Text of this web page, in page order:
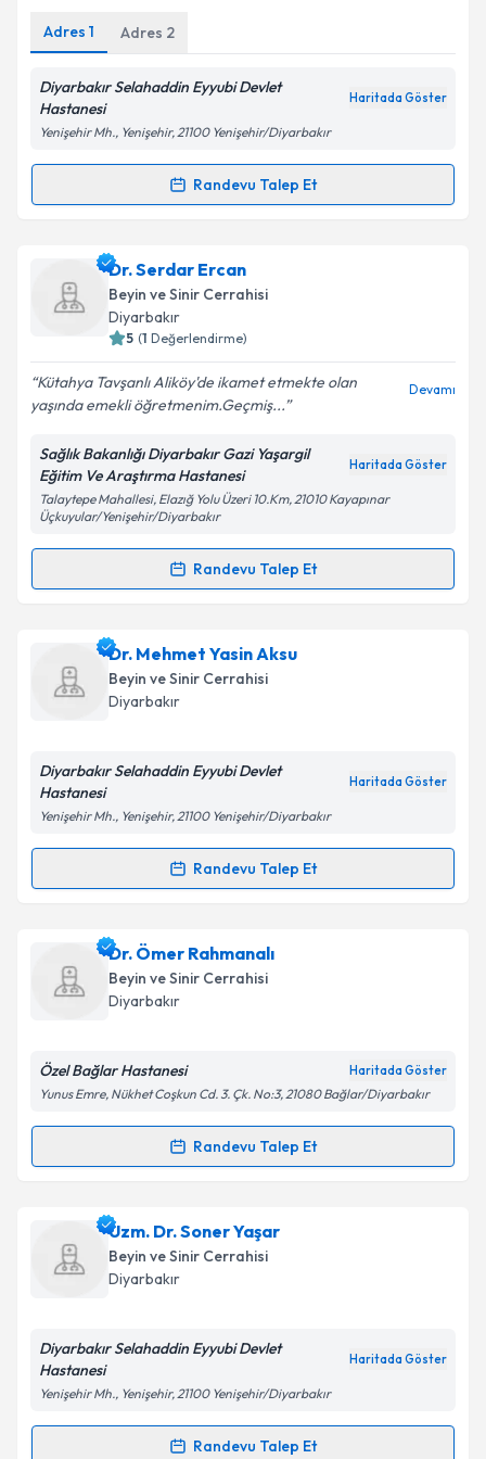
Kişisel verilerimin işlenmesine ilişkin
kapsamda işlenmesini kabul ediyorum.
Adres 1 Adres 2
Diyarbakır Selahaddin Eyyubi Devlet
Hastanesi
Haritada Göster
Yenişehir Mh., Yenişehir, 21100 Yenişehir/Diyarbakır
Randevu Talep Et
Randevu Takvimi Talebi
Uzm. Dr. Şerif Turhaniçin randevu takvimi talebi
oluşturun. Size bu uzmandan randevu almanız için bir
takvim hazırlandığında e-posta ile bilgilendireceğiz.
Kişisel verilerimin işlenmesine ilişkin
Aydınlatma
Metni'ni okudum ve kişisel verilerimin belirtilen
kapsamda işlenmesini kabul ediyorum.
Takvim Talebini Gönder
Dr. Serdar Ercan
Beyin ve Sinir Cerrahisi
Diyarbakır
5 (1 Değerlendirme)
Kütahya Tavşanlı Aliköy'de ikamet etmekte olan
yaşında emekli öğretmenim.Geçmiş...
Devamı
Sağlık Bakanlığı Diyarbakır Gazi Yaşargil
Eğitim Ve Araştırma Hastanesi
Haritada Göster
Talaytepe Mahallesi, Elazığ Yolu Üzeri 10.Km, 21010 Kayapınar
Üçkuyular/Yenişehir/Diyarbakır
Randevu Talep Et
Randevu Takvimi Talebi
Dr. Serdar Ercaniçin randevu takvimi talebi
oluşturun. Size bu uzmandan randevu almanız için bir
takvim hazırlandığında e-posta ile bilgilendireceğiz.
Kişisel verilerimin işlenmesine ilişkinAydınlatma
'ni okudum ve kişisel verilerimin belirtilen
kapsamda işlenmesini kabul ediyorum.
Takvim Talebini Gönder
Dr. Mehmet Yasin Aksu
Beyin ve Sinir Cerrahisi
Diyarbakır
Diyarbakır Selahaddin Eyyubi Devlet
Hastanesi
Haritada Göster
Yenişehir Mh., Yenişehir, 21100 Yenişehir/Diyarbakır
Randevu Talep Et
Randevu Takvimi Talebi
Dr. Mehmet Yasin Aksuiçin randevu takvimi talebi
oluşturun. Size bu uzmandan randevu almanız için bir
takvim hazırlandığında e-posta ile bilgilendireceğiz.
Kişisel verilerimin işlenmesine ilişkin
Metni'ni okudum ve kişisel verilerimin belirtilen
Takvim Talebini Gönder
Dr. Ömer Rahmanalı
Beyin ve Sinir Cerrahisi
Diyarbakır
Özel Bağlar Hastanesi Haritada Göster
Yunus Emre, Nükhet Coşkun Cd. 3. Çk. No:3, 21080 Bağlar/Diyarbakır
Randevu Talep Et
Randevu Takvimi Talebi
Dr. Ömer Rahmanalıiçin randevu takvimi talebi
oluşturun. Size bu uzmandan randevu almanız için bir
takvim hazırlandığında e-posta ile bilgilendireceğiz.
Kişisel verilerimin işlenmesine ilişkinAydınlatma
'ni okudum ve kişisel verilerimin belirtilen
Uzm. Dr. Soner Yaşar
Beyin ve Sinir Cerrahisi
Diyarbakır
Diyarbakır Selahaddin Eyyubi Devlet
Hastanesi
Haritada Göster
Yenişehir Mh., Yenişehir, 21100 Yenişehir/Diyarbakır
Randevu Talep Et